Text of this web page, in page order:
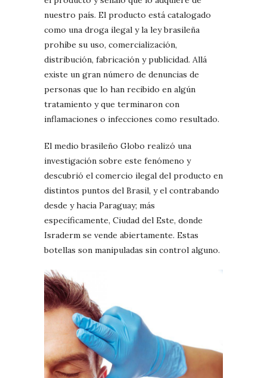
nuestro país. El producto está catalogado
como una droga ilegal y la ley brasileña
prohíbe su uso, comercialización,
distribución, fabricación y publicidad. Allá
existe un gran número de denuncias de
personas que lo han recibido en algún
tratamiento y que terminaron con
inflamaciones o infecciones como resultado.
El medio brasileño Globo realizó una
investigación sobre este fenómeno y
descubrió el comercio ilegal del producto en
distintos puntos del Brasil, y el contrabando
desde y hacia Paraguay; más
específicamente, Ciudad del Este, donde
Israderm se vende abiertamente. Estas
botellas son manipuladas sin control alguno.